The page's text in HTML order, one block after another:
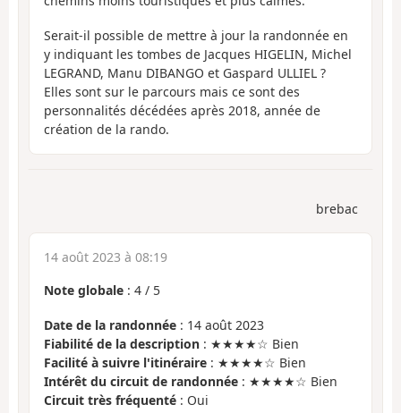
Serait-il possible de mettre à jour la randonnée en
y indiquant les tombes de Jacques HIGELIN, Michel
LEGRAND, Manu DIBANGO et Gaspard ULLIEL ?
Elles sont sur le parcours mais ce sont des
personnalités décédées après 2018, année de
création de la rando.
brebac
14 août 2023 à 08:19
Note globale : 4 / 5
Date de la randonnée : 14 août 2023
Fiabilité de la description : ★★★★☆ Bien
Facilité à suivre l'itinéraire : ★★★★☆ Bien
Intérêt du circuit de randonnée : ★★★★☆ Bien
Circuit très fréquenté : Oui